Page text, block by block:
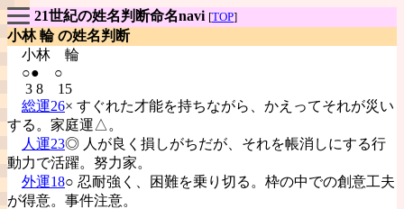
21世紀の姓名判断命名navi [TOP]
小林 輪 の姓名判断
小林 輪
○● ○
3 8 15
総運26× すぐれた才能を持ちながら、かえってそれが災い
する。家庭運△。
人運23◎ 人が良く損しがちだが、それを帳消しにする行
動力で活躍。努力家。
外運18○ 忍耐強く、困難を乗り切る。枠の中での創意工夫
が得意。事件注意。